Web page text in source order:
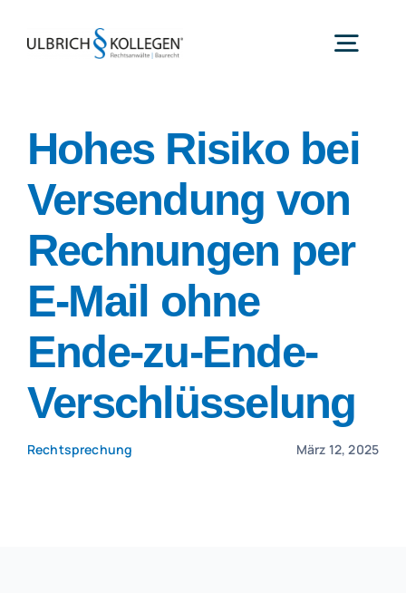
Inhalt
Die Kanzlei
Rechtsgebiete
Rechtsanwälte
Aktuelles
Karriere
Hohes Risiko bei
Versendung von
Rechnungen per
E-Mail ohne
Ende-zu-Ende-
Verschlüsselung
Rechtsprechung März 12, 2025